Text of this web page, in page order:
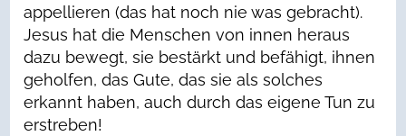
appellieren (das hat noch nie was gebracht).
Jesus hat die Menschen von innen heraus
dazu bewegt, sie bestärkt und befähigt, ihnen
geholfen, das Gute, das sie als solches
erkannt haben, auch durch das eigene Tun zu
erstreben!